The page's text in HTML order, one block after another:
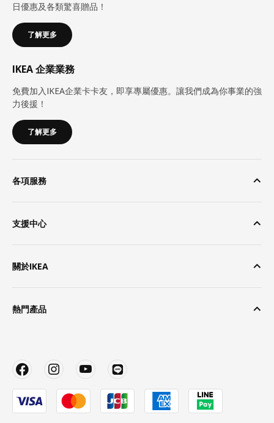
日優惠及各類驚喜贈品！
了解更多
IKEA 企業業務
免費加入IKEA企業卡卡友，即享專屬優惠。讓我們成為你事業的強
力後援！
了解更多
各項服務
支援中心
關於IKEA
熱門產品